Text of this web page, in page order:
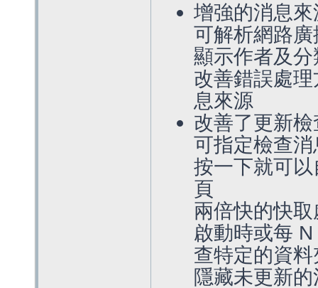
增強的消息
可解析網路
顯示作者及
改善錯誤處
息來源
改善了更新
可指定檢查
按一下就可
頁
兩倍快的快
啟動時或每
查特定的資料
隱藏未更新